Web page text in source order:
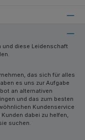
und diese Leidenschaft
das sich für alles
es uns zur Aufgabe
an alternativen
und das zum besten
Kundenservice
dabei zu helfen,
suchen.